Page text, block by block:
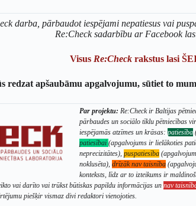
darba, pārbaudot iespējami nepatiesus vai
Re:Check sadarbību ar Facebook
Visus Re:Checkrakstus lasi
redzat apšaubāmu apgalvojumu, sūtiet to
Par projektu: Re:Check ir Baltijas
pārbaudes un sociālo tīklu pētniecības
iespējamās atzīmes un krāsas: patiesība
patiesībai (apgalvojums ir lielākoties
neprecizitātes), puspatiesība
noklusēta), drīzāk nav taisnība
konteksts, līdz ar to izteikums ir
vai darīto vai trūkst būtiskas papildu informācijas un nav
piešķir vismaz divi redaktori vienojoties.